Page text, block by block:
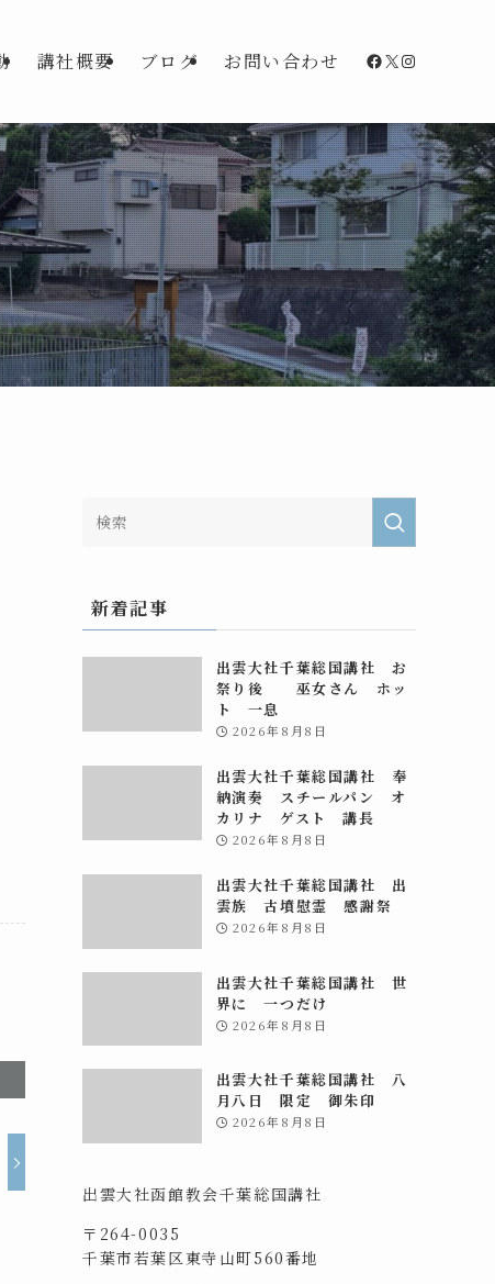
講社概要 ブログ お問い合わせ Facebook
X
新着記事
出雲大社千葉総国講社 お
祭り後 巫女さん ホッ
ト 一息
2026年8月8日
出雲大社千葉総国講社 奉
納演奏 スチールパン オ
カリナ ゲスト 講長
2026年8月8日
出雲大社千葉総国講社 出
雲族 古墳慰霊 感謝祭
2026年8月8日
出雲大社千葉総国講社 世
界に 一つだけ
2026年8月8日
出雲大社千葉総国講社 八
月八日 限定 御朱印
2026年8月8日
出雲大社函館教会千葉総国講社
〒264-0035
千葉市若葉区東寺山町560番地